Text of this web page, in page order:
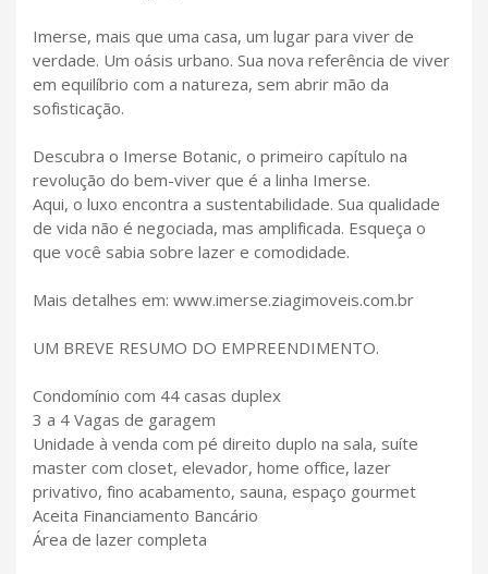
Imerse, mais que uma casa, um lugar para viver de
verdade. Um oásis urbano. Sua nova referência de viver
em equilíbrio com a natureza, sem abrir mão da
sofisticação.
Descubra o Imerse Botanic, o primeiro capítulo na
revolução do bem-viver que é a linha Imerse.
Aqui, o luxo encontra a sustentabilidade. Sua qualidade
de vida não é negociada, mas amplificada. Esqueça o
que você sabia sobre lazer e comodidade.
Mais detalhes em: www.imerse.ziagimoveis.com.br
UM BREVE RESUMO DO EMPREENDIMENTO.
Condomínio com 44 casas duplex
3 a 4 Vagas de garagem
Unidade à venda com pé direito duplo na sala, suíte
master com closet, elevador, home office, lazer
privativo, fino acabamento, sauna, espaço gourmet
Aceita Financiamento Bancário
Área de lazer completa